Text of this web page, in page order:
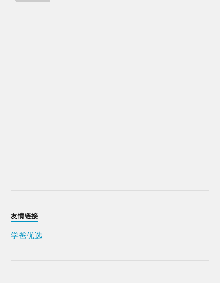
友情链接
学爸优选